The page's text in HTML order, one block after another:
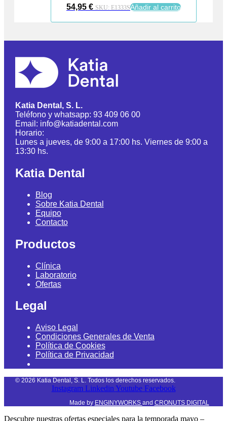
54,95 € SKU: E1333SAñadir al carrito
Katia Dental, S. L.
Teléfono y whatsapp: 93 409 06 00
Email: info@katiadental.com
Horario:
Lunes a jueves, de 9:00 a 17:00 hs. Viernes de 9:00 a
13:30 hs.
Katia Dental
Blog
Sobre Katia Dental
Equipo
Contacto
Productos
Clínica
Laboratorio
Ofertas
Legal
Aviso Legal
Condiciones Generales de Venta
Política de Cookies
Política de Privacidad
© 2026 Katia Dental, S. L. Todos los derechos reservados.
Instagram Linkedin Youtube Facebook
Made by ENGINYWORKS and CRONUTS DIGITAL
Descubre nuestras ofertas especiales para la temporada mayo –